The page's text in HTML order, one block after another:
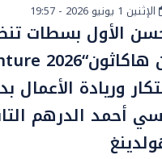
الإثنين 1 يونيو 2026 - 19:57
الأول بسطات
وريادة
أحمد الدرهم